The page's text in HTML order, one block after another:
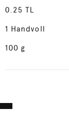
0.25TL
1 Handvoll
100 g